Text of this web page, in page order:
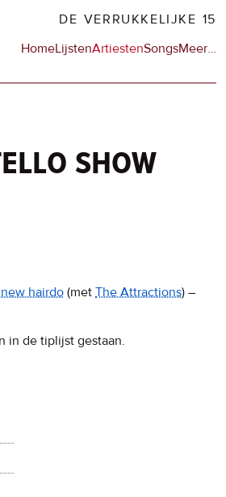
DE VERRUKKELIJKE 15
HomeLijstenArtiestenSongsMeerop
…
show
hairdo (met The Attractions) –
in de tiplijst gestaan.